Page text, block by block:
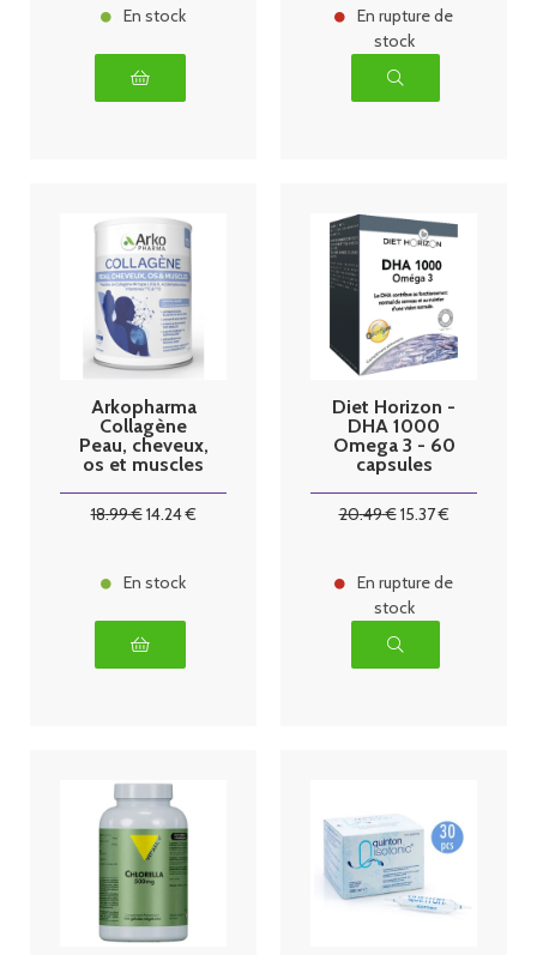
En stock
En rupture de
stock
Arkopharma
Collagène
Peau, cheveux,
os et muscles
18.99€14.24€
En stock
Diet Horizon -
DHA 1000
Omega 3 - 60
capsules
20.49€15.37€
En rupture de
stock